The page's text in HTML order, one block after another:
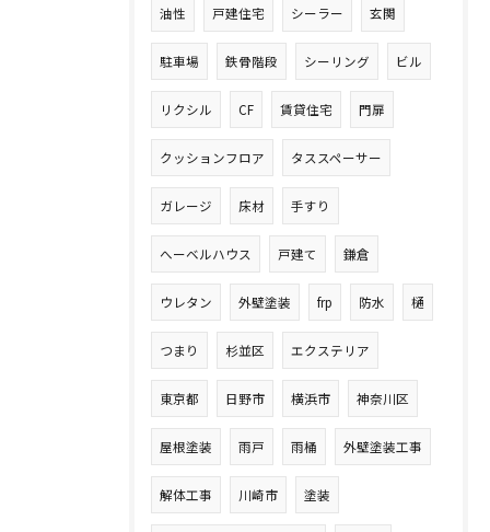
油性 戸建住宅 シーラー 玄関
駐車場 鉄骨階段 シーリング ビル
リクシル CF 賃貸住宅 門扉
クッションフロア タススペーサー
ガレージ 床材 手すり
へーベルハウス 戸建て 鎌倉
ウレタン 外壁塗装 frp 防水 樋
つまり 杉並区 エクステリア
東京都 日野市 横浜市 神奈川区
屋根塗装 雨戸 雨桶 外壁塗装工事
解体工事 川崎市 塗装